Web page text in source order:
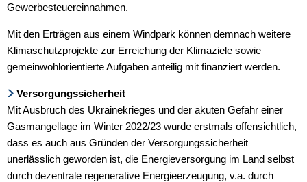
Gewerbesteuereinnahmen.
Mit den Erträgen aus einem Windpark können demnach weitere
Klimaschutzprojekte zur Erreichung der Klimaziele sowie
gemeinwohlorientierte Aufgaben anteilig mit finanziert werden.
Versorgungssicherheit
Mit Ausbruch des Ukrainekrieges und der akuten Gefahr einer
Gasmangellage im Winter 2022/23 wurde erstmals offensichtlich,
dass es auch aus Gründen der Versorgungssicherheit
unerlässlich geworden ist, die Energieversorgung im Land selbst
durch dezentrale regenerative Energieerzeugung, v.a. durch